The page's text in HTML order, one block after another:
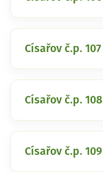
Císařov č.p. 107
Císařov č.p. 108
Císařov č.p. 109